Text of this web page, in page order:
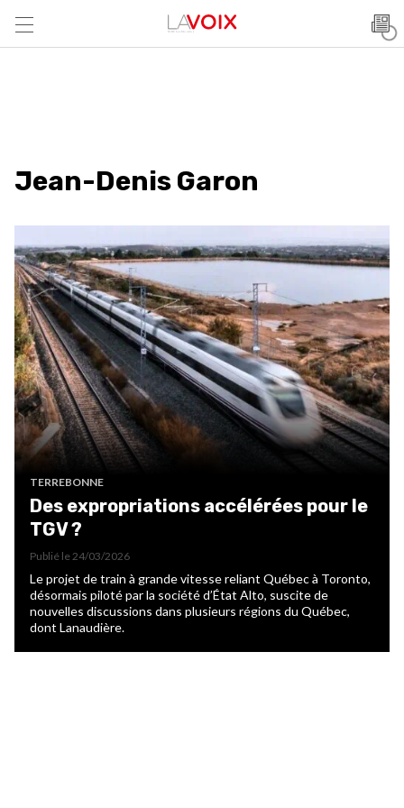
Jean-Denis Garon
TERREBONNE
Des expropriations accélérées pour le
TGV ?
Publié le24/03/2026
Le projet de train à grande vitesse reliant Québec à Toronto,
désormais piloté par la société d’État Alto, suscite de
nouvelles discussions dans plusieurs régions du Québec,
dont Lanaudière.